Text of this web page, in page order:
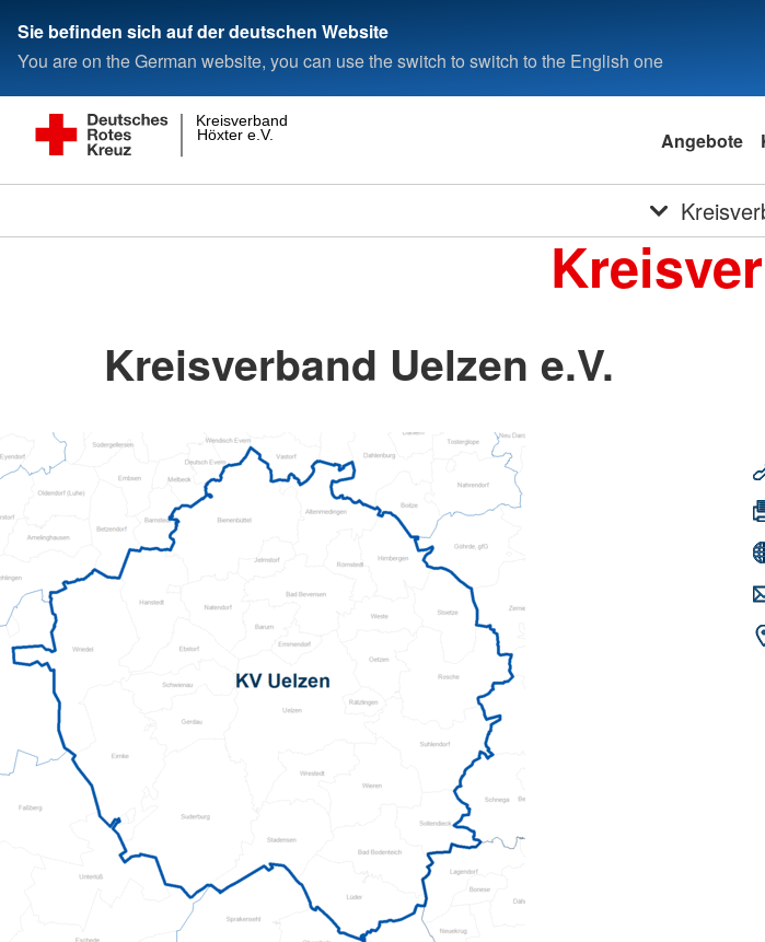
Sie befinden sich auf der deutschen Website
You are on the German website, you can use the switch to switch to the English one
Höxter e.V.
Kreisverband
Angebote
Kreisverband Uelzen e.V.